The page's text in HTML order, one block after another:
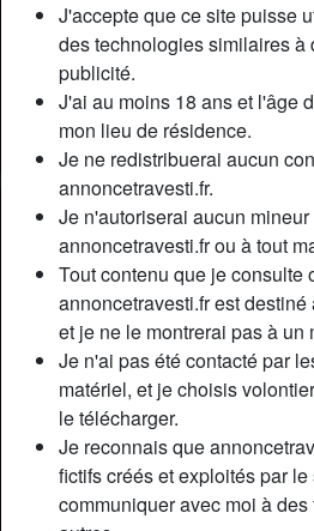
J'accepte que ce site puisse
des technologies similaires à
publicité.
J'ai au moins 18 ans et l'âge
mon lieu de résidence.
Je ne redistribuerai aucun
annoncetravesti.fr.
Je n'autoriserai aucun
annoncetravesti.fr ou à tout
Tout contenu que je consulte
annoncetravesti.fr est
et je ne le montrerai pas à un
Je n'ai pas été contacté par
matériel, et je choisis
le télécharger.
Je reconnais que
fictifs créés et exploités par
communiquer avec moi à
Nickname:
Âge:
Pays:
Département:
Sexe:
Sexualité:
Relation:
Couleur des cheveux:
Couleur des yeux:
Poids: